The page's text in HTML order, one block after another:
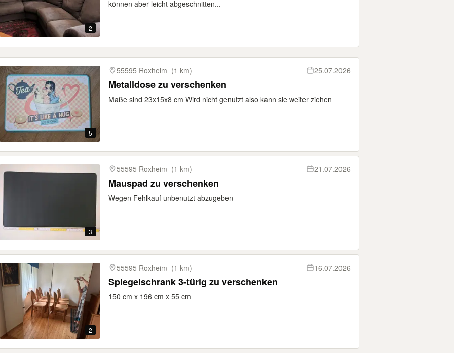
2
können aber leicht abgeschnitten...
5
55595 Roxheim (1 km) 25.07.2026
Metalldose zu verschenken
Maße sind 23x15x8 cm Wird nicht genutzt also kann sie weiter ziehen
3
55595 Roxheim (1 km) 21.07.2026
Mauspad zu verschenken
Wegen Fehlkauf unbenutzt abzugeben
2
55595 Roxheim (1 km) 16.07.2026
Spiegelschrank 3-türig zu verschenken
150 cm x 196 cm x 55 cm